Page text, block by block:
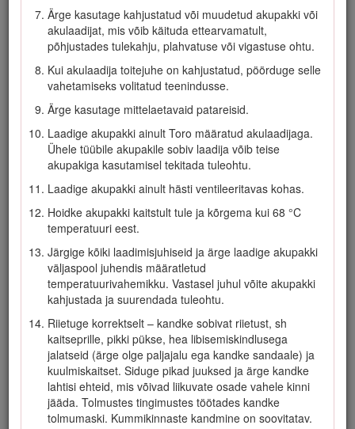
Ärge kasutage kahjustatud või muudetud akupakki või
akulaadijat, mis võib käituda ettearvamatult,
põhjustades tulekahju, plahvatuse või vigastuse ohtu.
Kui akulaadija toitejuhe on kahjustatud, pöörduge selle
vahetamiseks volitatud teenindusse.
Ärge kasutage mittelaetavaid patareisid.
Laadige akupakki ainult Toro määratud akulaadijaga.
Ühele tüübile akupakile sobiv laadija võib teise
akupakiga kasutamisel tekitada tuleohtu.
Laadige akupakki ainult hästi ventileeritavas kohas.
Hoidke akupakki kaitstult tule ja kõrgema kui 68 °C
temperatuuri eest.
Järgige kõiki laadimisjuhiseid ja ärge laadige akupakki
väljaspool juhendis määratletud
temperatuurivahemikku. Vastasel juhul võite akupakki
kahjustada ja suurendada tuleohtu.
Riietuge korrektselt – kandke sobivat riietust, sh
kaitseprille, pikki pükse, hea libisemiskindlusega
jalatseid (ärge olge paljajalu ega kandke sandaale) ja
kuulmiskaitset. Siduge pikad juuksed ja ärge kandke
lahtisi ehteid, mis võivad liikuvate osade vahele kinni
jääda. Tolmustes tingimustes töötades kandke
tolmumaski. Kummikinnaste kandmine on soovitatav.
Hoiatussümbolid
Selles juhendis kasutatakse kahte sõna teabe
esiletõstmiseks.Oluline ” juhib tähelepanu erilisele
mehaanikateabele jaMärkus” rõhutab üldist teavet, millele
tuleks erilist tähelepanu pöörata.
See toode on kooskõlas kõigi asjakohaste Euroopa
direktiividega: lisateavet vaadake eraldi tootepõhiselt
vastavusdeklaratsiooni lehelt (DOC).
Ohutus
OLULISED OHUTUS
JUHISED
HOIATUS! Elektrilise masina kasutamisel tuleb tulekahju,
elektrilöögi või vigastuste ohu vähendamiseks alati lugeda
ning järgida peamisi ohutust puudutavaid hoiatusi ja juhiseid,
sealhulgas järgmisi.
I. Väljaõpe
Masina kasutaja vastutab igasuguste õnnetuste või
ohtude eest, mis juhtuvad teistega või ohustavad nende
vara.